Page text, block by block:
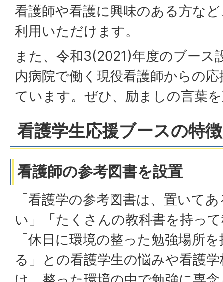
看護師や看護に興味のある方な
利用いただけます。
また、令和3(2021)年度のブース
内病院で働く現役看護師からの
ています。ぜひ、励ましの言葉
看護学生応援ブースの特徴
看護師の参考図書を設置
「看護学の参考図書は、置いて
い」「たくさんの教科書を持っ
「休日に環境の整った勉強場所
る」との看護学生の悩みや看護